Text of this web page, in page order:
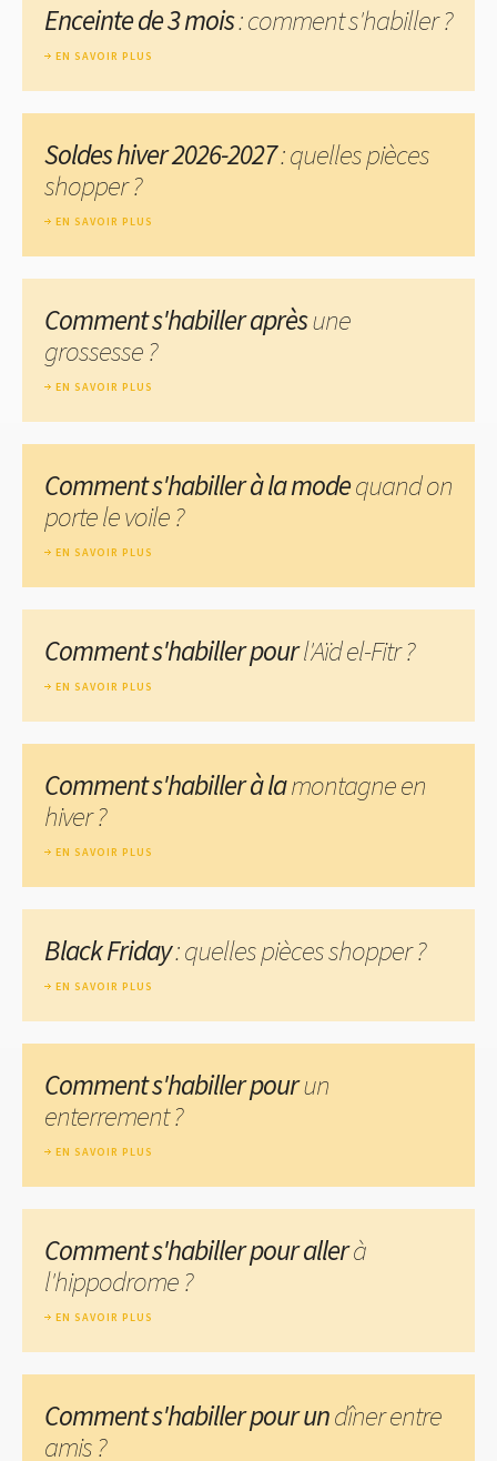
Enceinte de 3 mois: comment s'habiller ?
EN SAVOIR PLUS
Soldes hiver 2026-2027: quelles pièces
shopper ?
EN SAVOIR PLUS
Comment s'habiller aprèsune
grossesse ?
EN SAVOIR PLUS
Comment s'habiller à la modequand on
porte le voile ?
EN SAVOIR PLUS
Comment s'habiller pourl'Aïd el-Fitr ?
EN SAVOIR PLUS
Comment s'habiller à lamontagne en
hiver ?
EN SAVOIR PLUS
Black Friday: quelles pièces shopper ?
EN SAVOIR PLUS
Comment s'habiller pourun
enterrement ?
EN SAVOIR PLUS
Comment s'habiller pour allerà
l'hippodrome ?
EN SAVOIR PLUS
Comment s'habiller pour undîner entre
amis ?